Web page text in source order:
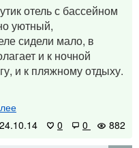
отель с бассейном
уютный,
сидели мало, в
и к ночной
и к пляжному отдыху.
24.10.14
0 0 882